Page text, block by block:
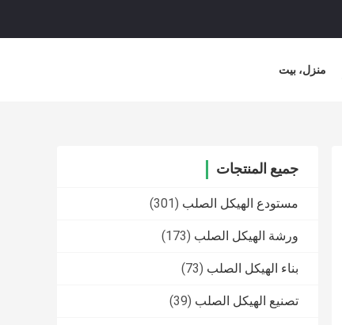
منزل، بيت
جميع المنتجات
مستودع الهيكل الصلب (301)
ورشة الهيكل الصلب (173)
بناء الهيكل الصلب (73)
تصنيع الهيكل الصلب (39)